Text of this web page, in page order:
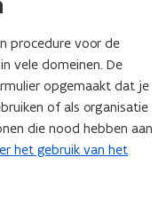
procedure voor de
vele domeinen. De
opgemaakt dat je
of als organisatie
die nood hebben aan
het gebruik van het